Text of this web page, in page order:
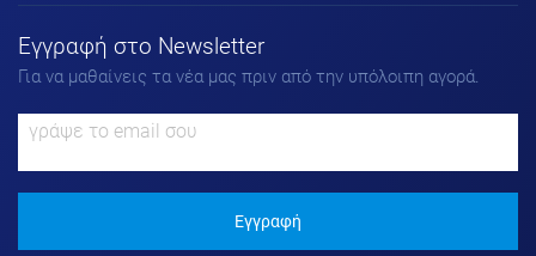
Εγγραφή στο Νewsletter
Για να μαθαίνεις τα νέα μας πριν από την υπόλοιπη αγορά.
Εγγραφή